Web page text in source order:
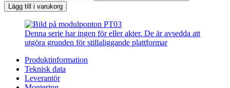
Lägg till i varukorg
Denna serie har ingen för eller akter. De är avsedda att
utgöra grunden för stillaliggande plattformar
Produktinformation
Teknisk data
Leverantör